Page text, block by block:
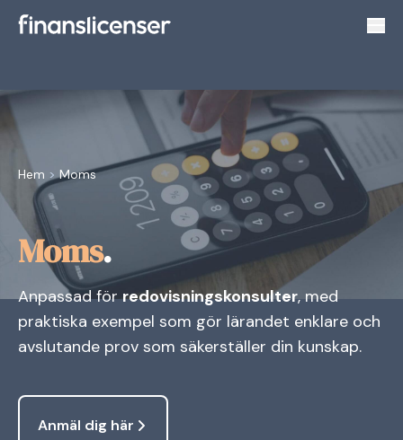
Hem > Moms
Moms.
Anpassad förredovisningskonsulter, med
praktiska exempel som gör lärandet enklare och
avslutande prov som säkerställer din kunskap.
Anmäl dig här